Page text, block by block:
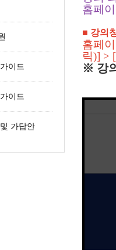
홈페
■ 강의
홈페
릭)] >
※ 강
이드
이드
가답안